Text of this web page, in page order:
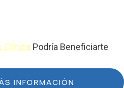
Clínica Podría Beneficiarte
INFORMACIÓN